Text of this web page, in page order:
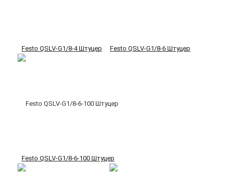
Festo QSLV-G1/8-4 Штуцер Festo QSLV-G1/8-6 Штуцер
Festo QSLV-G1/8-6-100 Штуцер